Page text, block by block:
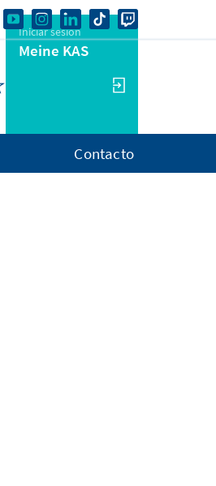
Iniciar sesión
Meine KAS
Contacto